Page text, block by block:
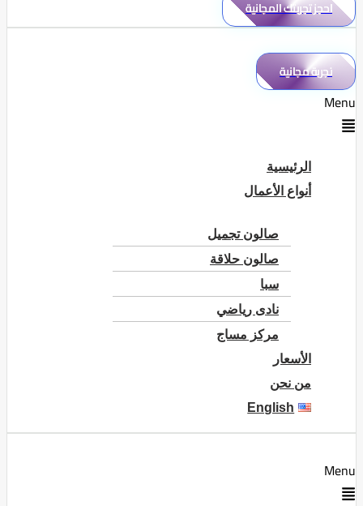
احجز تجربتك المجانية
تجربة مجانية
Menu
الرئيسية
أنواع الأعمال
صالون تجميل
صالون حلاقة
سبا
نادى رياضي
مركز مساج
الأسعار
من نحن
English
Menu